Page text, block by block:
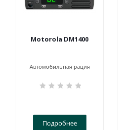
Motorola DM1400
Автомобильная рация
Подробнее